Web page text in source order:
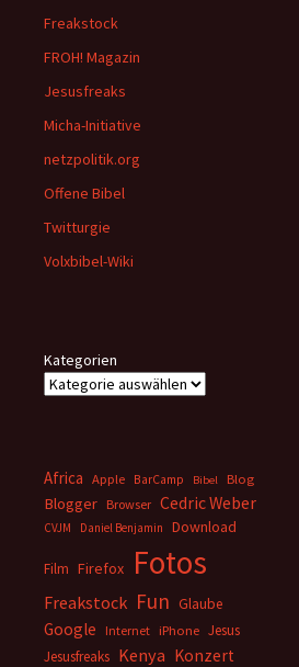
Freakstock
FROH! Magazin
Jesusfreaks
Micha-Initiative
netzpolitik.org
Offene Bibel
Twitturgie
Volxbibel-Wiki
Kategorien
Africa Apple BarCamp Bibel Blog
Blogger Browser Cedric Weber
CVJM Daniel Benjamin Download
Film Firefox Fotos
Freakstock Fun Glaube
Google Internet iPhone Jesus
Jesusfreaks Kenya Konzert